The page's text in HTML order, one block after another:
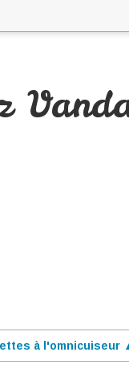
à l'omnicuiseur